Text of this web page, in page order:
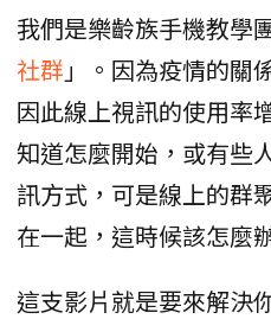
我們是樂齡族手機教學
社群 」。因為疫情的關
因此線上視訊的使用率
知道怎麼開始，或有些
訊方式，可是線上的群
在一起，這時候該怎麼
這支影片就是要來解決